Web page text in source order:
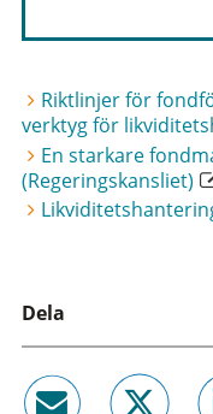
Riktlinjer för
verktyg för
En starkare
(Regeringskansliet)
Dela